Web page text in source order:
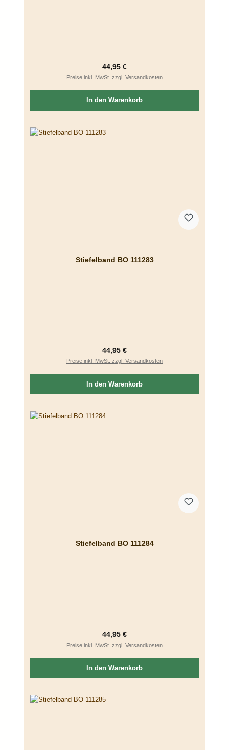
Regulärer Preis:
44,95 €
Preise inkl. MwSt. zzgl. Versandkosten
In den Warenkorb
Stiefelband BO 111283
Regulärer Preis:
44,95 €
Preise inkl. MwSt. zzgl. Versandkosten
In den Warenkorb
Stiefelband BO 111284
Regulärer Preis:
44,95 €
Preise inkl. MwSt. zzgl. Versandkosten
In den Warenkorb